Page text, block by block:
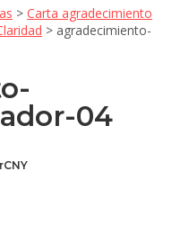
> Carta agradecimiento
> agradecimiento-
04